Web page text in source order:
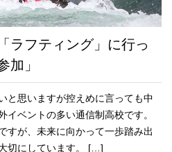
ラフティング」に行っ
加」
と思いますが控えめに言っても中
イベントの多い通信制高校です。
すが、未来に向かって一歩踏み出
切にしています。 […]